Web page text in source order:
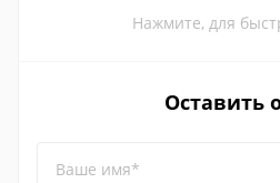
Нажмите, для
Оставить
Ваше имя*